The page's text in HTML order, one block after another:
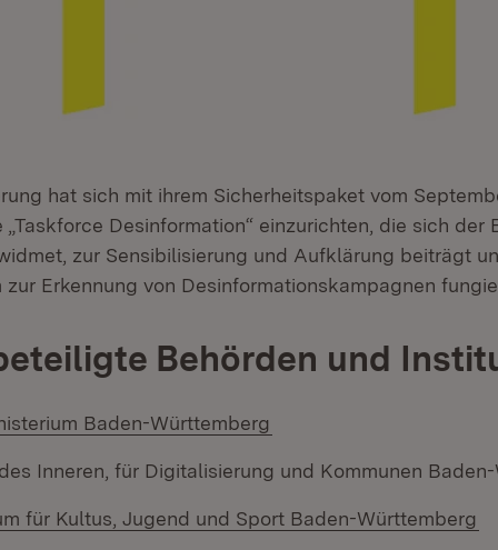
hat sich mit ihrem Sicherheitspaket vom
Desinformation“ einzurichten, die sich der
zur Sensibilisierung und Aufklärung beiträgt
zur Erkennung von Desinformationskampagnen
Behörden und
Baden-Württemberg
Inneren, für Digitalisierung und Kommunen
für Kultus, Jugend und Sport Baden-Württemberg